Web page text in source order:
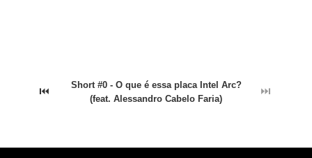
⏮
Short #0 - O que é essa placa Intel Arc?
(feat. Alessandro Cabelo Faria)
⏭